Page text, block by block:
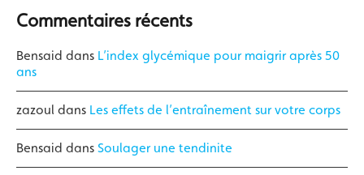
Commentaires récents
Bensaid dans L’index glycémique pour maigrir après 50
ans
zazoul dans Les effets de l’entraînement sur votre corps
Bensaid dans Soulager une tendinite